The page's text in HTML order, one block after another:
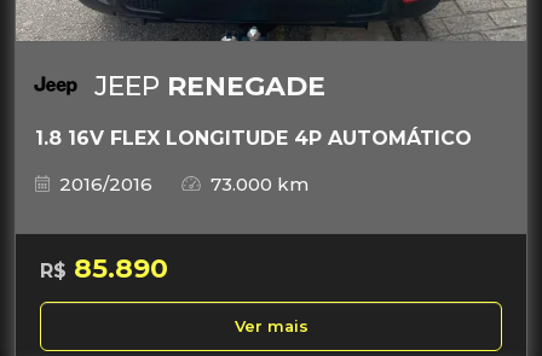
JEEP RENEGADE
1.8 16V FLEX LONGITUDE 4P AUTOMÁTICO
2016/2016
73.000 km
R$ 85.890
Ver mais